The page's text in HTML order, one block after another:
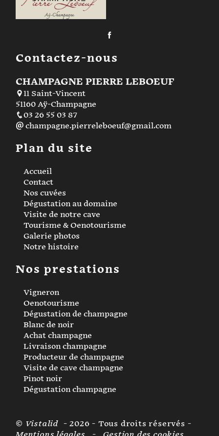
Contactez-nous
CHAMPAGNE PIERRE LEBOEUF
11 Saint-Vincent
51160 Aÿ-Champagne
03 26 55 03 87
champagne.pierreleboeuf@gmail.com
Plan du site
Accueil
Contact
Nos cuvées
Dégustation au domaine
Visite de notre cave
Tourisme & Oenotourisme
Galerie photos
Notre histoire
Nos prestations
Vigneron
Oenotourisme
Dégustation de champagne
Blanc de noir
Achat champagne
Livraison champagne
Producteur de champagne
Visite de cave champagne
Pinot noir
Dégustation champagne
© Vistalid - 2026 - Tous droits réservés -